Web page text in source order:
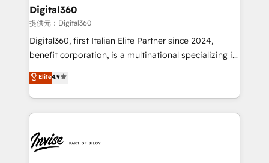
content strategies, branding, HubSpot CMS,
bespoke web apps and growth driven design
websites. Experienced in helping Global B2B
Manufacturers, Fintech, Professional Services, IT and
Digital360
提供元：Digital360
Digital360, first Italian Elite Partner since 2024,
benefit corporation, is a multinational specializing in
strategic consulting, technological solutions,
marketing, and communication services, aimed at
enhancing business operations and brand
reputation. It collaborates with organizations and
through a multicultural and multidisciplinary team
that integrates expertise in humanities, economics,
Elite4.9